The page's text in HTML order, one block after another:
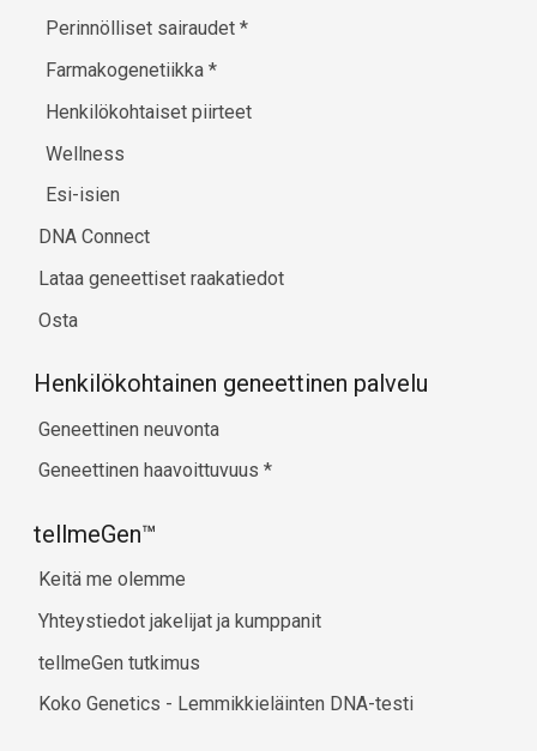
Perinnölliset sairaudet*
Farmakogenetiikka*
Henkilökohtaiset piirteet
Wellness
Esi-isien
DNA Connect
Lataa geneettiset raakatiedot
Osta
Henkilökohtainen geneettinen palvelu
Geneettinen neuvonta
Geneettinen haavoittuvuus *
tellmeGen™
Keitä me olemme
Yhteystiedot jakelijat ja kumppanit
tellmeGen tutkimus
Koko Genetics - Lemmikkieläinten DNA-testi